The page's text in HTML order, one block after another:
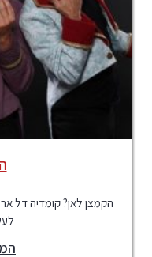
הקמצן לאן? קומדיה דל